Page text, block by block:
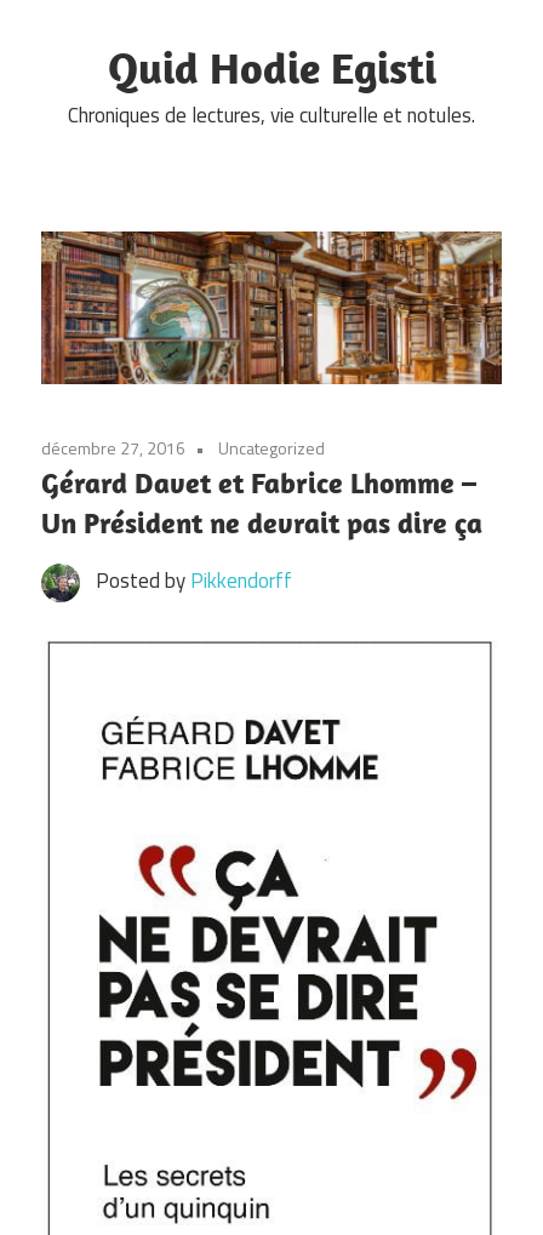
Quid Hodie Egisti
Chroniques de lectures, vie culturelle et notules.
décembre 27, 2016 Uncategorized
Gérard Davet et Fabrice Lhomme –
Un Président ne devrait pas dire ça
Posted byPikkendorff